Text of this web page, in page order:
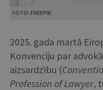
FOTO: FREEPIK
2025. gada martā
Konvenciju par
aizsardzību (
Profession of Lawyer,